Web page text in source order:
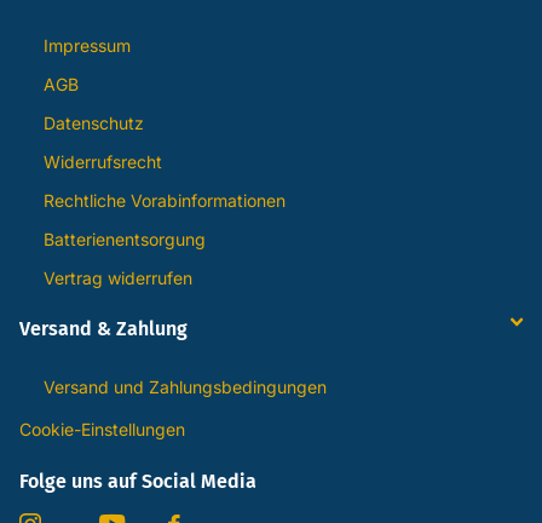
Impressum
AGB
Datenschutz
Widerrufsrecht
Rechtliche Vorabinformationen
Batterienentsorgung
Vertrag widerrufen
Versand & Zahlung
Versand und Zahlungsbedingungen
Cookie-Einstellungen
Folge uns auf Social Media